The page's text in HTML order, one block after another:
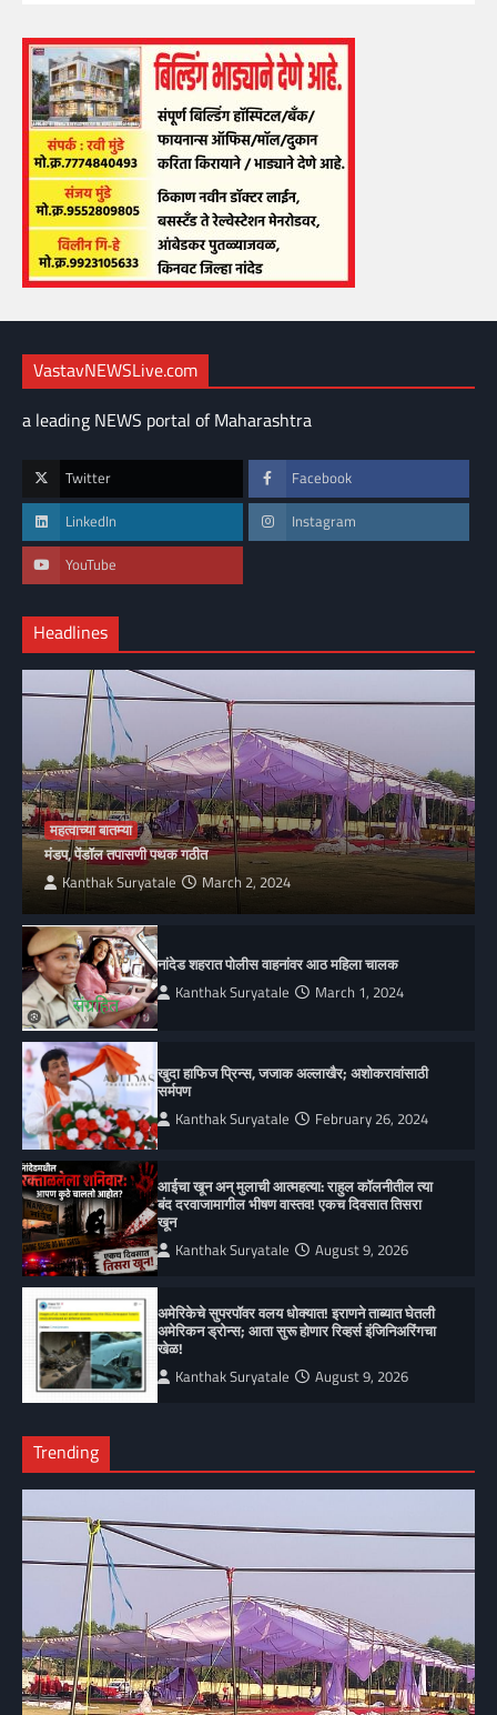
VastavNEWSLive.com
a leading NEWS portal of Maharashtra
Twitter Facebook
LinkedIn Instagram
YouTube
Headlines
महत्वाच्या बातम्या
मंडप, पेंडॉल तपासणी पथक गठीत
Kanthak Suryatale March 2, 2024
नांदेड शहरात पोलीस वाहनांवर आठ महिला चालक
Kanthak Suryatale March 1, 2024
खुदा हाफिज प्रिन्स, जजाक अल्लाखैर; अशोकरावांसाठी
सर्मपण
Kanthak Suryatale February 26, 2024
आईचा खून अन् मुलाची आत्महत्या: राहुल कॉलनीतील त्या
बंद दरवाजामागील भीषण वास्तव! एकच दिवसात तिसरा
खून
Kanthak Suryatale August 9, 2026
अमेरिकेचे सुपरपॉवर वलय धोक्यात! इराणने ताब्यात घेतली
अमेरिकन ड्रोन्स; आता सुरू होणार रिव्हर्स इंजिनिअरिंगचा
खेळ!
Kanthak Suryatale August 9, 2026
Trending